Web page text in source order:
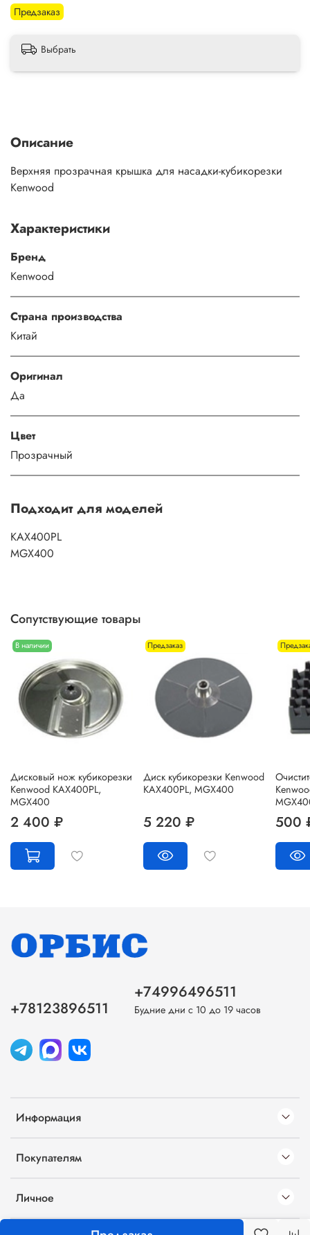
Предзаказ
Выбрать
Описание
Верхняя прозрачная крышка для насадки-кубикорезки
Kenwood
Характеристики
Бренд
Kenwood
Страна производства
Китай
Оригинал
Да
Цвет
Прозрачный
Подходит для моделей
KAX400PL
MGX400
Сопутствующие товары
В наличии
Дисковый нож кубикорезки
Kenwood KAX400PL,
MGX400
2 400 ₽
Предзаказ
Диск кубикорезки Kenwood
KAX400PL, MGX400
5 220 ₽ 500
Информация
Покупателям
Личное
+78123896511
+74996496511
Будние дни с 10 до 19 часов